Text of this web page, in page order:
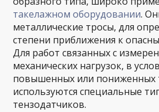
такелажном оборудовании.
металлические тросы, для
степени приближения к
Для работ связанных с
механических нагрузок, в
повышенных или пониженных
используются специальные
тензодатчиков.